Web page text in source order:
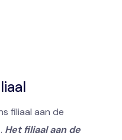
filiaal aan de
Het filiaal aan de